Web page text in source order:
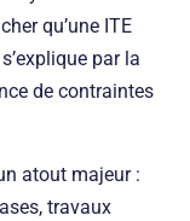
qu’une ITE
par la
de contraintes
atout majeur :
travaux